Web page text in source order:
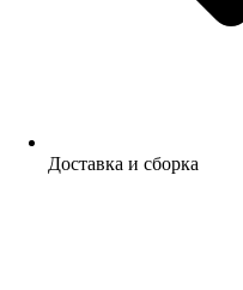
Доставка и сборка